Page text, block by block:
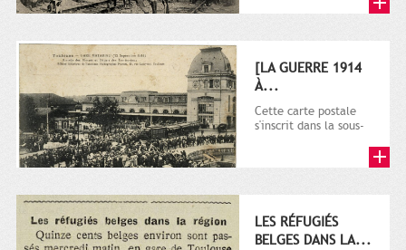
[LA GUERRE 1914
À...
Cette carte postale
s'inscrit dans la sous-
plusieurs milliers de...
LES RÉFUGIÉS
BELGES DANS LA...